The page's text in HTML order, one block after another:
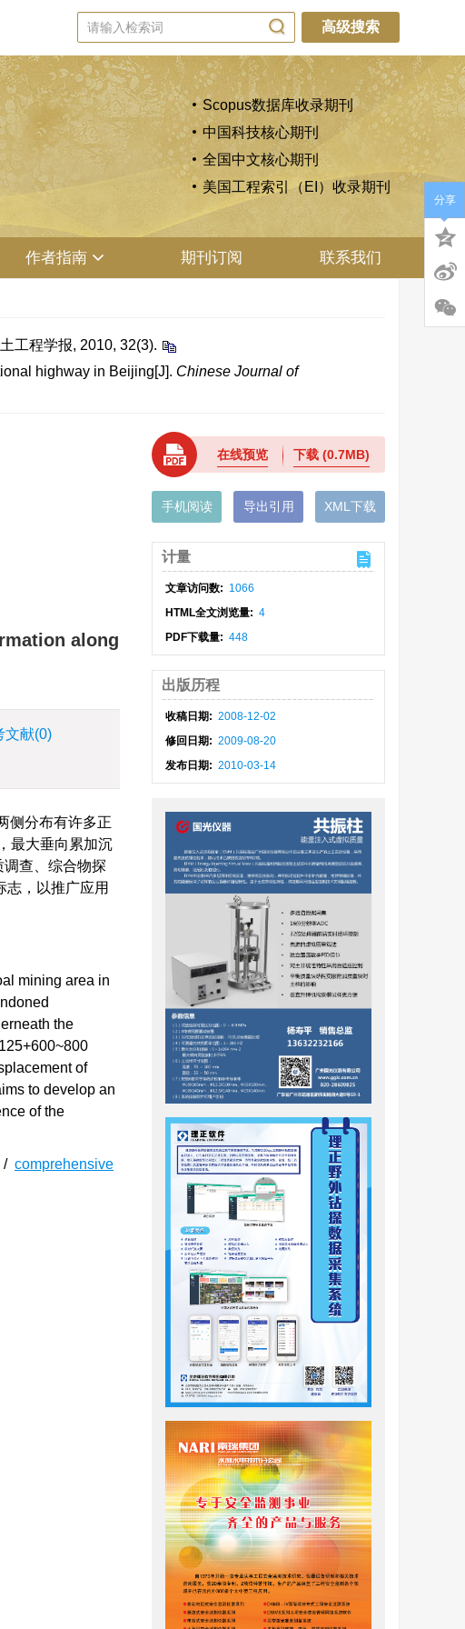
高级搜索
Scopus数据库收录期刊
中国科技核心期刊
全国中文核心期刊
美国工程索引（EI）收录期刊
作者指南 期刊订阅 联系我们
工程学报, 2010, 32(3).
highway in Beijing[J]. Chinese Journal of
along
文献(0)
侧分布有许多正
最大垂向累加沉
查、综合物探
志，以推广应用
mining area in
the
of
to develop an
of the
/ comprehensive
在线预览 下载(0.7MB)
手机阅读 导出引用 XML下载
计量
文章访问数: 1066
HTML全文浏览量: 4
PDF下载量: 448
出版历程
收稿日期: 2008-12-02
修回日期: 2009-08-20
发布日期: 2010-03-14
分享